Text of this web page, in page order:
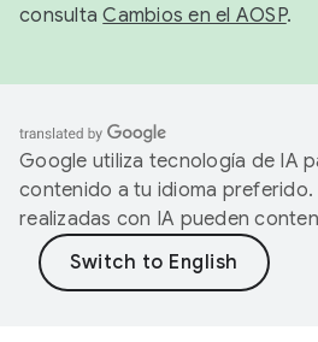
consultaCambios en el AOSP.
Google utiliza tecnología de IA
contenido a tu idioma
realizadas con IA pueden